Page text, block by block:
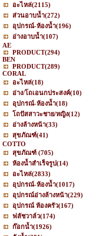
อะไหล่(2115)
ส่วนอาบน้ำ(272)
อุปกรณ์-ห้องน้ำ(196)
อ่างอาบน้ำ(107)
AE
PRODUCT(294)
BEN
PRODUCT(289)
CORAL
อะไหล่(18)
อ่าง/โถเอนกประสงค์(10)
อุปกรณ์-ห้องน้ำ(18)
โถปัสสาวะชาย/หญิง(12)
อ่างล้างหน้า(33)
สุขภัณฑ์(41)
COTTO
สุขภัณฑ์ (705)
ห้องน้ำสำเร็จรูป(14)
อะไหล่(2833)
อุปกรณ์-ห้องน้ำ(1017)
อุปกรณ์อ่างล้างหน้า(229)
อุปกรณ์ ห้องครัว(167)
ฟลัชวาล์ว(174)
ก๊อกน้ำ(1926)